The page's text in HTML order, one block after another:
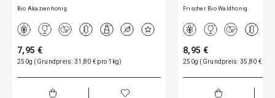
Bio Akazienhonig
7,95 €
250g (Grundpreis: 31,80 € pro 1kg)
Frischer Bio Waldhonig
8,95 €
250g (Grundpreis: 35,80 € pro